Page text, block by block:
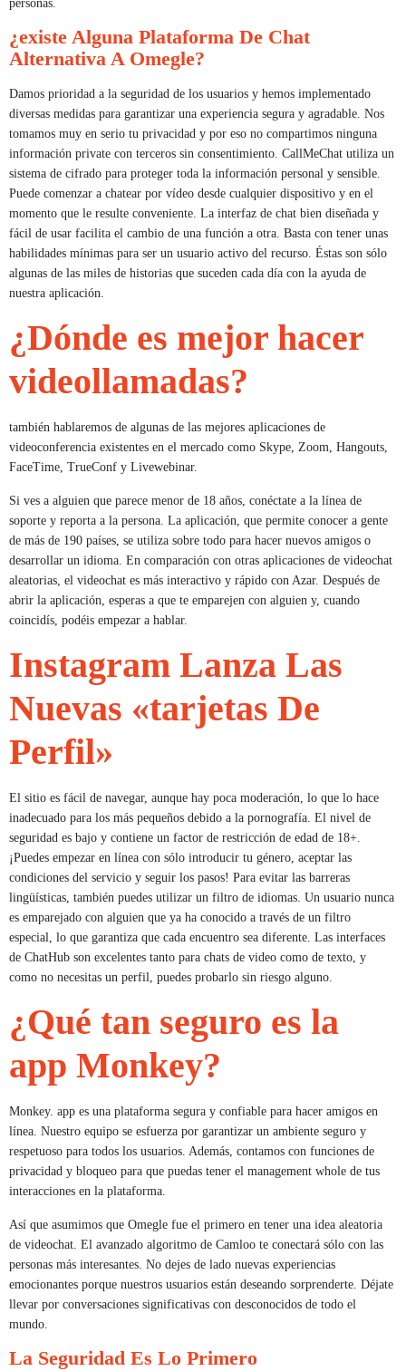
personas.
¿existe Alguna Plataforma De Chat
Alternativa A Omegle?
Damos prioridad a la seguridad de los usuarios y hemos implementado
diversas medidas para garantizar una experiencia segura y agradable. Nos
tomamos muy en serio tu privacidad y por eso no compartimos ninguna
información private con terceros sin consentimiento. CallMeChat utiliza un
sistema de cifrado para proteger toda la información personal y sensible.
Puede comenzar a chatear por vídeo desde cualquier dispositivo y en el
momento que le resulte conveniente. La interfaz de chat bien diseñada y
fácil de usar facilita el cambio de una función a otra. Basta con tener unas
habilidades mínimas para ser un usuario activo del recurso. Éstas son sólo
algunas de las miles de historias que suceden cada día con la ayuda de
nuestra aplicación.
¿Dónde es mejor hacer
videollamadas?
también hablaremos de algunas de las mejores aplicaciones de
videoconferencia existentes en el mercado como Skype, Zoom, Hangouts,
FaceTime, TrueConf y Livewebinar.
Si ves a alguien que parece menor de 18 años, conéctate a la línea de
soporte y reporta a la persona. La aplicación, que permite conocer a gente
de más de 190 países, se utiliza sobre todo para hacer nuevos amigos o
desarrollar un idioma. En comparación con otras aplicaciones de videochat
aleatorias, el videochat es más interactivo y rápido con Azar. Después de
abrir la aplicación, esperas a que te emparejen con alguien y, cuando
coincidís, podéis empezar a hablar.
Instagram Lanza Las
Nuevas «tarjetas De
Perfil»
El sitio es fácil de navegar, aunque hay poca moderación, lo que lo hace
inadecuado para los más pequeños debido a la pornografía. El nivel de
seguridad es bajo y contiene un factor de restricción de edad de 18+.
¡Puedes empezar en línea con sólo introducir tu género, aceptar las
condiciones del servicio y seguir los pasos! Para evitar las barreras
lingüísticas, también puedes utilizar un filtro de idiomas. Un usuario nunca
es emparejado con alguien que ya ha conocido a través de un filtro
especial, lo que garantiza que cada encuentro sea diferente. Las interfaces
de ChatHub son excelentes tanto para chats de video como de texto, y
como no necesitas un perfil, puedes probarlo sin riesgo alguno.
¿Qué tan seguro es la
app Monkey?
Monkey. app es una plataforma segura y confiable para hacer amigos en
línea. Nuestro equipo se esfuerza por garantizar un ambiente seguro y
respetuoso para todos los usuarios. Además, contamos con funciones de
privacidad y bloqueo para que puedas tener el management whole de tus
interacciones en la plataforma.
Así que asumimos que Omegle fue el primero en tener una idea aleatoria
de videochat. El avanzado algoritmo de Camloo te conectará sólo con las
personas más interesantes. No dejes de lado nuevas experiencias
emocionantes porque nuestros usuarios están deseando sorprenderte. Déjate
llevar por conversaciones significativas con desconocidos de todo el
mundo.
La Seguridad Es Lo Primero